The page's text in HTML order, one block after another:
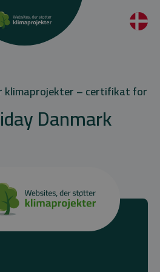
klimaprojekter – certifikat for
Danmark